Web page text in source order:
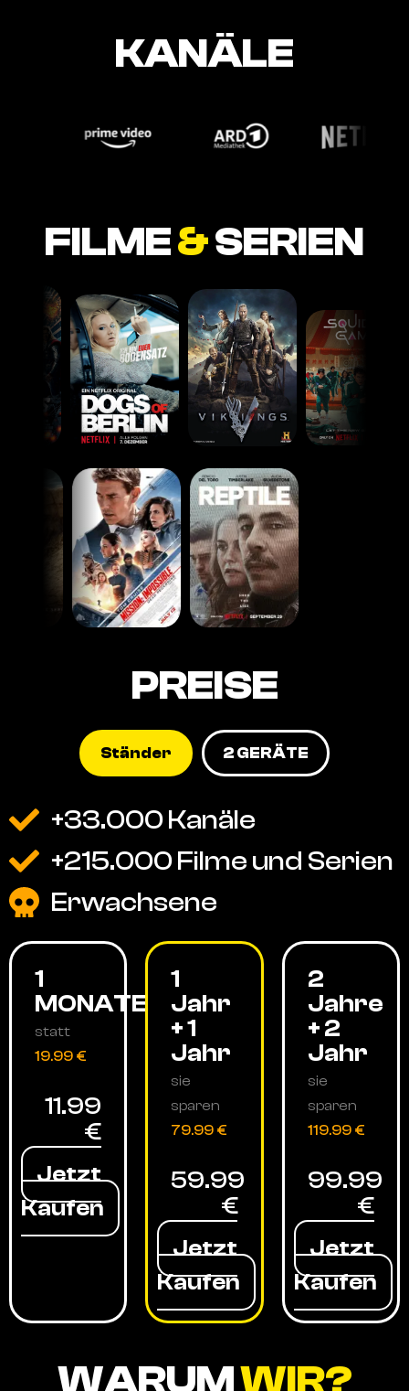
KANÄLE
FILME&SERIEN
PREISE
Ständer 2 GERÄTE
+33.000 Kanäle
+215.000 Filme und Serien
Erwachsene
1
MONATE
statt
19.99 €
11.99
€
Jetzt
Kaufen
1
Jahr
+ 1
Jahr
sie
sparen
79.99 €
59.99
€
Jetzt
Kaufen
2
Jahre
+ 2
Jahr
sie
sparen
119.99 €
99.99
€
Jetzt
Kaufen
WARUMWIR?